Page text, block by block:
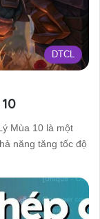
DTCL
Mùa 10 là một
năng tăng tốc độ